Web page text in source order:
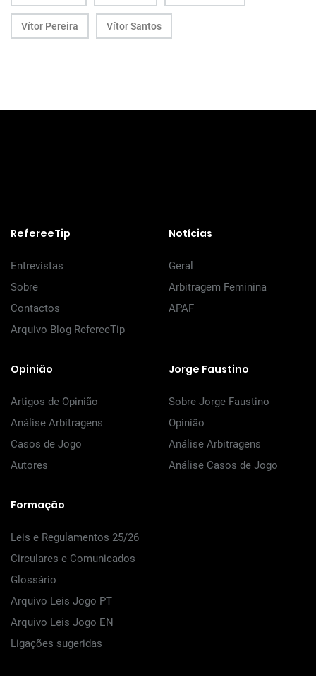
Vítor Pereira Vítor Santos
RefereeTip
Entrevistas
Sobre
Contactos
Arquivo Blog RefereeTip
Notícias
Geral
Arbitragem Feminina
APAF
Opinião
Artigos de Opinião
Análise Arbitragens
Casos de Jogo
Autores
Jorge Faustino
Sobre Jorge Faustino
Opinião
Análise Arbitragens
Análise Casos de Jogo
Formação
Leis e Regulamentos 25/26
Circulares e Comunicados
Glossário
Arquivo Leis Jogo PT
Arquivo Leis Jogo EN
Ligações sugeridas